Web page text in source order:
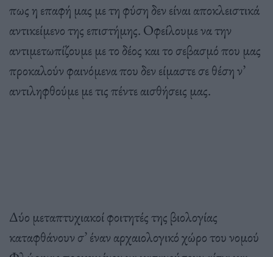
πως η επαφή μας με τη φύση δεν είναι αποκλειστικά
αντικείμενο της επιστήμης. Οφείλουμε να την
αντιμετωπίζουμε με το δέος και το σεβασμό που μας
προκαλούν φαινόμενα που δεν είμαστε σε θέση ν’
αντιληφθούμε με τις πέντε αισθήσεις μας.
Δύο μεταπτυχιακοί φοιτητές της βιολογίας
καταφθάνουν σ’ έναν αρχαιολογικό χώρο του νομού